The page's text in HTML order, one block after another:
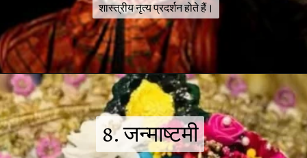
शास्त्रीय नृत्य प्रदर्शन होते हैं।
शास्त्रीय नृत्य प्रदर्शन होते हैं।
8. जन्माष्टमी
8. जन्माष्टमी